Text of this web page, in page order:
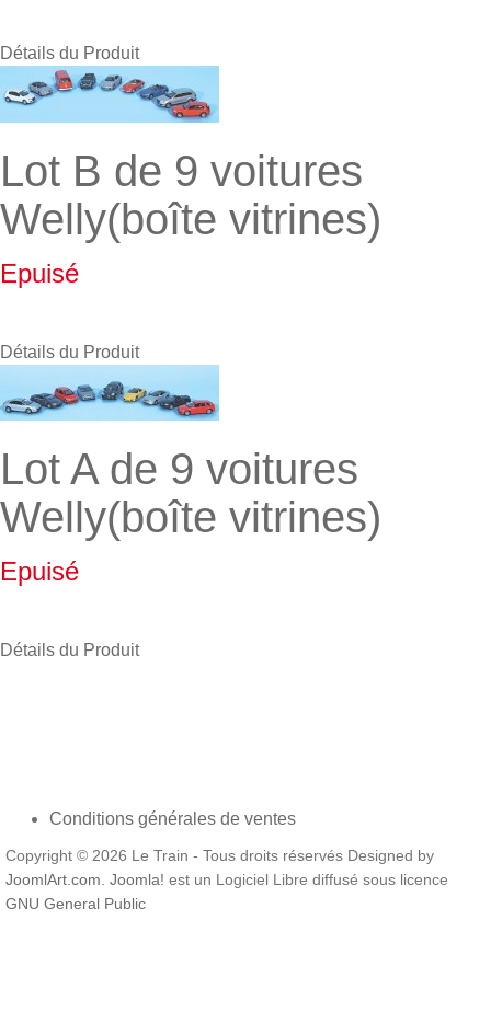
Détails du Produit
Lot B de 9 voitures
Welly(boîte vitrines)
Epuisé
Détails du Produit
Lot A de 9 voitures
Welly(boîte vitrines)
Epuisé
Détails du Produit
Conditions générales de ventes
Copyright © 2026 Le Train - Tous droits réservés Designed by
JoomlArt.com. Joomla! est un Logiciel Libre diffusé sous licence
GNU General Public